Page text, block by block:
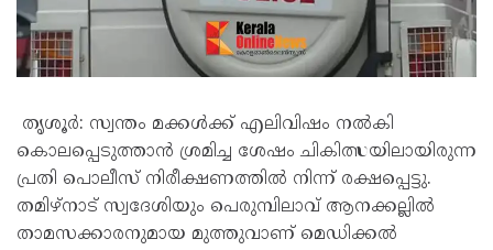
തൃശൂർ: സ്വന്തം മക്കൾക്ക് എലിവിഷം നൽകി
കൊലപ്പെടുത്താൻ ശ്രമിച്ച ശേഷം ചികിത്സയിലായിരുന്ന
പ്രതി പൊലീസ് നിരീക്ഷണത്തിൽ നിന്ന് രക്ഷപ്പെട്ടു.
തമിഴ്നാട് സ്വദേശിയും പെരുമ്പിലാവ് ആനക്കല്ലിൽ
താമസക്കാരനുമായ മുത്തുവാണ് മെഡിക്കൽ